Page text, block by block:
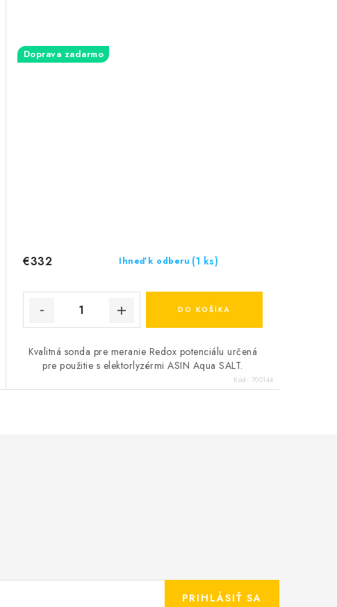
Doprava zadarmo
Ihneď k odberu (1 ks)
€332
DO KOŠÍKA
Kvalitná sonda pre meranie Redox potenciálu určená
pre použitie s elektorlyzérmi ASIN Aqua SALT.
Kód: 700144
PRIHLÁSIŤ SA